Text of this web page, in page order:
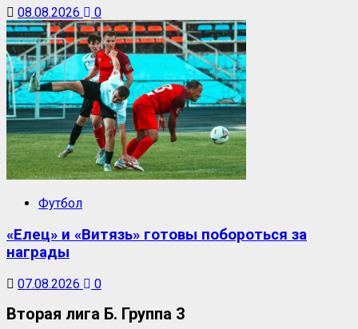
08.08.2026 0
Футбол
«Елец» и «Витязь» готовы побороться за
награды
07.08.2026 0
Вторая лига Б. Группа 3